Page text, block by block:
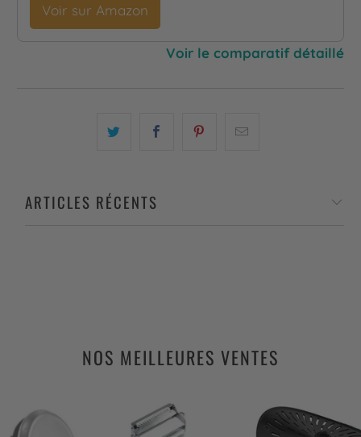
Voir sur Amazon
Voir le comparatif détaillé
ARTICLES RÉCENTS
NOS MEILLEURES VENTES